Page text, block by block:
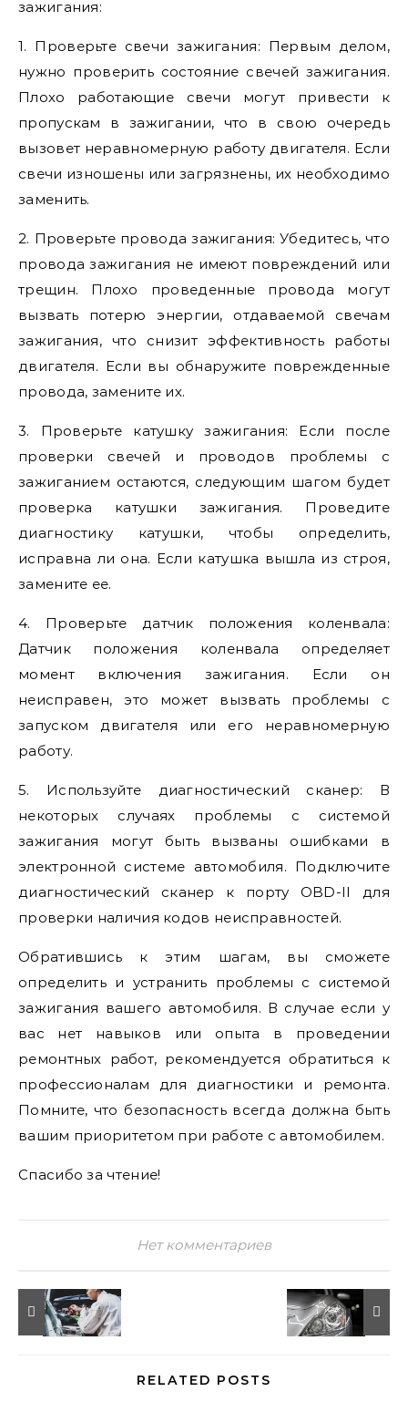
зажигания:
1. Проверьте свечи зажигания: Первым делом,
нужно проверить состояние свечей зажигания.
Плохо работающие свечи могут привести к
пропускам в зажигании, что в свою очередь
вызовет неравномерную работу двигателя. Если
свечи изношены или загрязнены, их необходимо
заменить.
2. Проверьте провода зажигания: Убедитесь, что
провода зажигания не имеют повреждений или
трещин. Плохо проведенные провода могут
вызвать потерю энергии, отдаваемой свечам
зажигания, что снизит эффективность работы
двигателя. Если вы обнаружите поврежденные
провода, замените их.
3. Проверьте катушку зажигания: Если после
проверки свечей и проводов проблемы с
зажиганием остаются, следующим шагом будет
проверка катушки зажигания. Проведите
диагностику катушки, чтобы определить,
исправна ли она. Если катушка вышла из строя,
замените ее.
4. Проверьте датчик положения коленвала:
Датчик положения коленвала определяет
момент включения зажигания. Если он
неисправен, это может вызвать проблемы с
запуском двигателя или его неравномерную
работу.
5. Используйте диагностический сканер: В
некоторых случаях проблемы с системой
зажигания могут быть вызваны ошибками в
электронной системе автомобиля. Подключите
диагностический сканер к порту OBD-II для
проверки наличия кодов неисправностей.
Обратившись к этим шагам, вы сможете
определить и устранить проблемы с системой
зажигания вашего автомобиля. В случае если у
вас нет навыков или опыта в проведении
ремонтных работ, рекомендуется обратиться к
профессионалам для диагностики и ремонта.
Помните, что безопасность всегда должна быть
вашим приоритетом при работе с автомобилем.
Спасибо за чтение!
Нет комментариев
RELATED POSTS